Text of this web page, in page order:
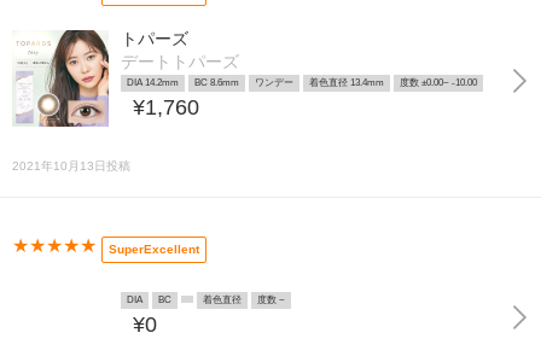
トパーズ
デートトパーズ
DIA 14.2mm BC 8.6mm ワンデー 着色直径 13.4mm 度数 ±0.00~ -10.00
¥1,760
2021年10月13日投稿
★★★★★ SuperExcellent
DIA BC 着色直径 度数 ~
¥0